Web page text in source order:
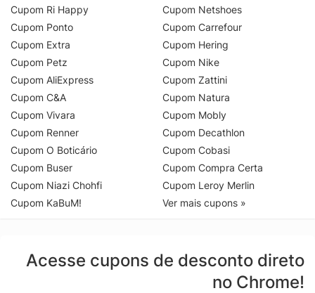
Cupom Ri Happy
Cupom Ponto
Cupom Extra
Cupom Petz
Cupom AliExpress
Cupom C&A
Cupom Vivara
Cupom Renner
Cupom O Boticário
Cupom Buser
Cupom Niazi Chohfi
Cupom KaBuM!
Cupom Netshoes
Cupom Carrefour
Cupom Hering
Cupom Nike
Cupom Zattini
Cupom Natura
Cupom Mobly
Cupom Decathlon
Cupom Cobasi
Cupom Compra Certa
Cupom Leroy Merlin
Ver mais cupons »
Acesse cupons de desconto direto
no Chrome!